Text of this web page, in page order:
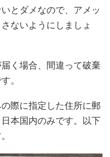
とダメなので、アメッ
ないようにしましょ
く場合、間違って破棄
。
際に指定した住所に郵
本国内のみです。以下